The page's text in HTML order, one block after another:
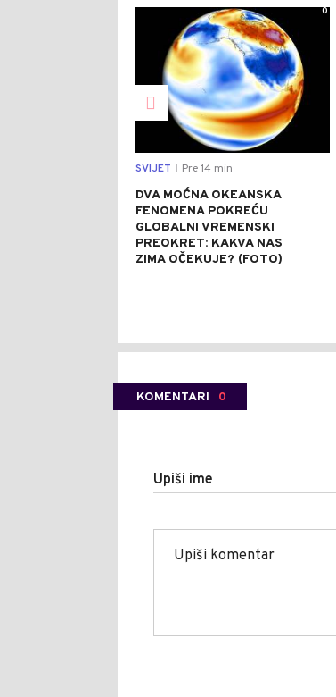
0
SVIJET Pre 14 min
DVA MOĆNA OKEANSKA
FENOMENA POKREĆU
GLOBALNI VREMENSKI
PREOKRET: KAKVA NAS
ZIMA OČEKUJE? (FOTO)
KOMENTARI 0
Upiši ime